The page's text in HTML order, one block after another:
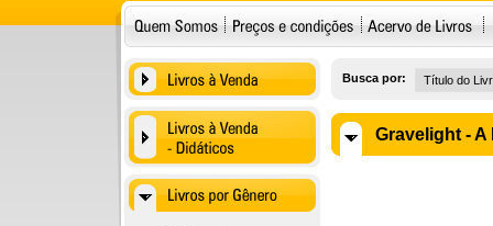
Busca por:
Gravelight -